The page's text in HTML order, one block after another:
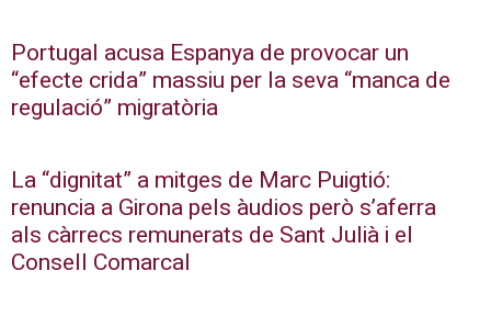
Portugal acusa Espanya de provocar un
“efecte crida” massiu per la seva “manca de
regulació” migratòria
La “dignitat” a mitges de Marc Puigtió:
renuncia a Girona pels àudios però s’aferra
als càrrecs remunerats de Sant Julià i el
Consell Comarcal